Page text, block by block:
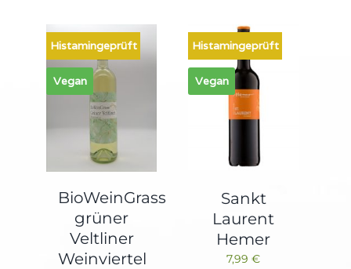
Histamingeprüft
Vegan
BioWeinGrass
grüner
Veltliner
Weinviertel
Histamingeprüft
Vegan
Sankt
Laurent
Hemer
7,99€